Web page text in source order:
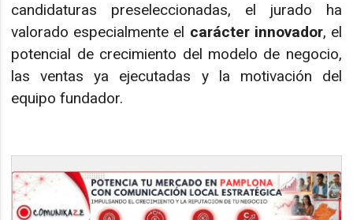
candidaturas preseleccionadas, el jurado ha
valorado especialmente el carácter innovador, el
potencial de crecimiento del modelo de negocio,
las ventas ya ejecutadas y la motivación del
equipo fundador.